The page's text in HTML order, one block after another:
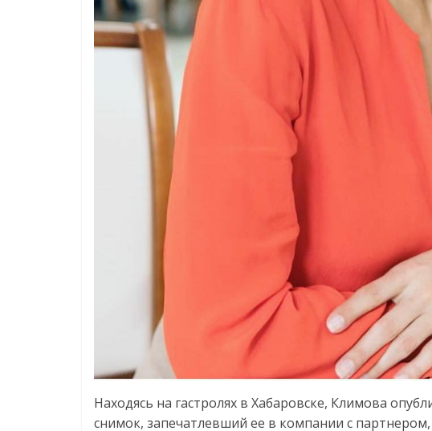
Находясь на гастролях в Хабаровске, Климова
снимок, запечатлевший ее в компании с